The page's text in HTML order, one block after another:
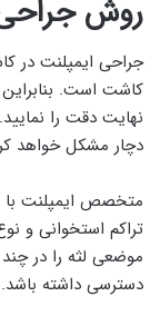
روش
جراحی ایمپلنت
کاشت است.
نهایت دقت را
دچار مشکل خواهد
متخصص ایمپلنت با
تراکم استخوانی و
موضعی لثه را در
دسترسی داشته باشد.